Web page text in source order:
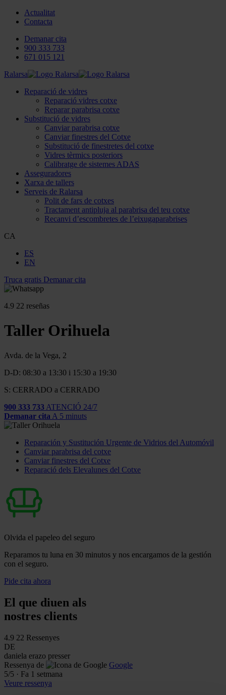
Actualitat
Contacta
Demanar cita
900 333 733
671 015 121
Ralarsa
Reparació de vidres
Reparació vidres cotxe
Reparar parabrisa cotxe
Substitució de vidres
Canviar parabrisa cotxe
Canviar finestres del Cotxe
Substitució de finestretes del cotxe
Vidres tèrmics posteriors
Calibratge de sistemes ADAS
Asseguradores
Xarxa de tallers
Serveis de Ralarsa
Polit de fars de cotxes
Tractament antipluja al parabrisa del teu cotxe
Recanvi d’escombretes de l’eixugaparabrises
CA
ES
EN
Truca gratis Demanar cita
4.9 22 reseñas
Taller Orihuela
Avda. de la Vega, 2
D-D: 08:30 a 13:30 i 15:30 a 19:30
S: CERRADO a CERRADO
900 333 733 ATENCIÓ 24/7
Demanar cita A 5 minuts
Reparación y Sustitución Urgente de Vidrios del Automóvil
Canviar parabrisa del cotxe
Canviar finestres del Cotxe
Reparació dels Elevalunes del Cotxe
Olvida el papeleo del seguro
Reparamos tu luna en 30 minutos y nos encargamos de la gestión
con el seguro.
Pide cita ahora
El que diuen als
nostres clients
4.9 22 Ressenyes
DE
daniela erazo presser
Ressenya de
Google
5/5 · Fa 1 setmana
Veure ressenya